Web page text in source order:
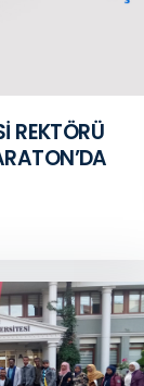
REKTÖRÜ